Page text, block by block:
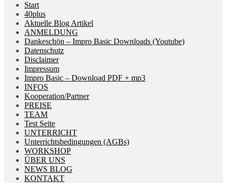
Start
40plus
Aktuelle Blog Artikel
ANMELDUNG
Dankeschön – Impro Basic Downloads (Youtube)
Datenschutz
Disclaimer
Impressum
Impro Basic – Download PDF + mp3
INFOS
Kooperation/Partner
PREISE
TEAM
Test Seite
UNTERRICHT
Unterrichtsbedingungen (AGBs)
WORKSHOP
ÜBER UNS
NEWS BLOG
KONTAKT